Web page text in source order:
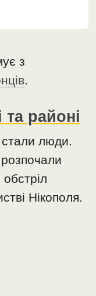
з
.
та районі
стали люди.
Нікополя.